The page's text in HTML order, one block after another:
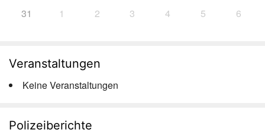
31 1 2 3 4 5 6
Veranstaltungen
Keine Veranstaltungen
Polizeiberichte